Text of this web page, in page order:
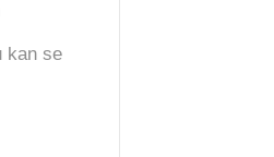
kan se